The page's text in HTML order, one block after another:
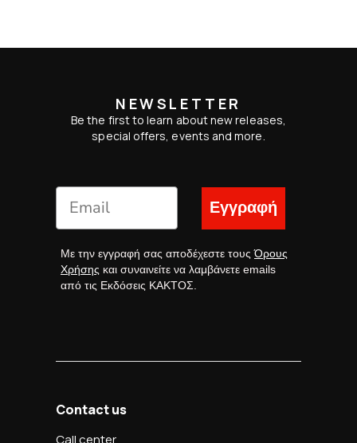
NEWSLETTER
Be the first to learn about new releases,
special offers, events and more.
Εγγραφή
Με την εγγραφή σας αποδέχεστε τουςΌρους
Χρήσης και συναινείτε να λαμβάνετε emails
από τις Εκδόσεις ΚΑΚΤΟΣ.
Contact us
Call center